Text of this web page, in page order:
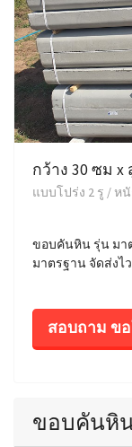
กว้าง 30 ซม x
แบบโปร่ง 2 รู / ห
ขอบคันหิน รุ่น มา
มาตรฐาน จัดส่งไ
สอบถาม ข
ขอบคันหิ